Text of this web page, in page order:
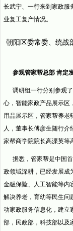
长武宁、一行来到家政服
业复工复产情况。
朝阳区委常委、统战
参观管家帮总部 肯定
调研组一行分别参观了
心，智能家政产品展示区
用品展示区，管家帮养老
人，董事长傅彦生随行
家帮商学院院长高溧英等
据悉，管家帮是中国首
政领域深耕，已经发展成
金融保险、人工智能等内
解决养老，育幼等民生问
动家政服务信息化，建立
部，民政部，科技部以及